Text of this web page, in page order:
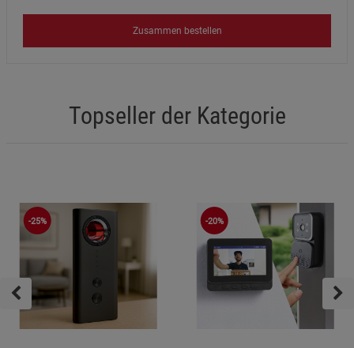
Zusammen bestellen
Topseller der Kategorie
-25% -20%